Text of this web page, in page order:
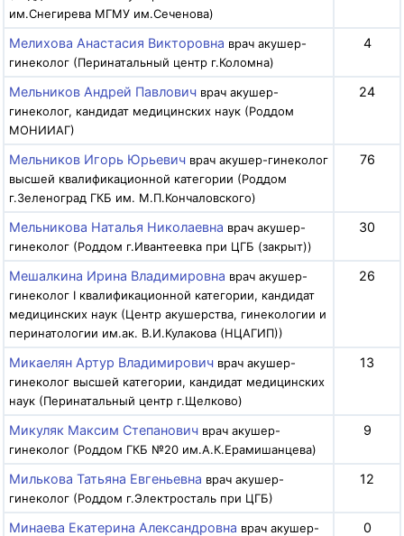
им.Снегирева МГМУ им.Сеченова)
Мелихова Анастасия Викторовна врач акушер-
гинеколог (Перинатальный центр г.Коломна)
4
Мельников Андрей Павлович врач акушер-
гинеколог, кандидат медицинских наук (Роддом
МОНИИАГ)
24
Мельников Игорь Юрьевич врач акушер-гинеколог
высшей квалификационной категории (Роддом
г.Зеленоград ГКБ им. М.П.Кончаловского)
76
Мельникова Наталья Николаевна врач акушер-
гинеколог (Роддом г.Ивантеевка при ЦГБ (закрыт))
30
Мешалкина Ирина Владимировна врач акушер-
гинеколог I квалификационной категории, кандидат
медицинских наук (Центр акушерства, гинекологии и
перинатологии им.ак. В.И.Кулакова (НЦАГИП))
26
Микаелян Артур Владимирович врач акушер-
гинеколог высшей категории, кандидат медицинских
наук (Перинатальный центр г.Щелково)
13
Микуляк Максим Степанович врач акушер-
гинеколог (Роддом ГКБ №20 им.А.К.Ерамишанцева)
9
Милькова Татьяна Евгеньевна врач акушер-
гинеколог (Роддом г.Электросталь при ЦГБ)
12
Минаева Екатерина Александровна врач акушер-
0